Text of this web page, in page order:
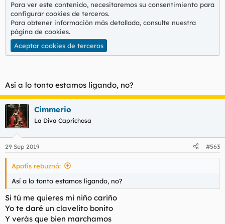
Para ver este contenido, necesitaremos su consentimiento para
configurar cookies de terceros.
Para obtener información más detallada, consulte nuestra
página de cookies.
Aceptar cookies de terceros
Así a lo tonto estamos ligando, no?
Cimmerio
La Diva Caprichosa
29 Sep 2019 #563
Apofis rebuznó:
Así a lo tonto estamos ligando, no?
Si tú me quieres mi niño cariño
Yo te daré un clavelito bonito
Y verás que bien marchamos